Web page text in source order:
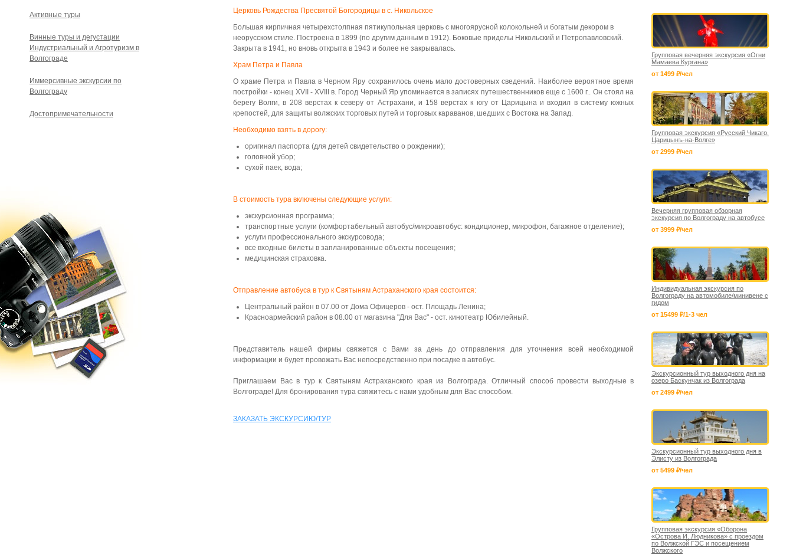
Церковь Рождества Пресвятой Богородицы в с. Никольское
Большая кирпичная четырехстолпная пятикупольная церковь с многоярусной колокольней и богатым декором в
неорусском стиле. Построена в 1899 (по другим данным в 1912). Боковые приделы Никольский и Петропавловский.
Закрыта в 1941, но вновь открыта в 1943 и более не закрывалась.
Храм Петра и Павла
О храме Петра и Павла в Черном Яру сохранилось очень мало достоверных сведений. Наиболее вероятное время
постройки - конец XVII - XVIII в. Город Черный Яр упоминается в записях путешественников еще с 1600 г.. Он стоял на
берегу Волги, в 208 верстах к северу от Астрахани, и 158 верстах к югу от Царицына и входил в систему южных
крепостей, для защиты волжских торговых путей и торговых караванов, шедших с Востока на Запад.
Необходимо взять в дорогу:
оригинал паспорта (для детей свидетельство о рождении);
головной убор;
сухой паек, вода;
В стоимость тура включены следующие услуги:
экскурсионная программа;
транспортные услуги (комфортабельный автобус/микроавтобус: кондиционер, микрофон, багажное отделение);
услуги профессионального экскурсовода;
все входные билеты в запланированные объекты посещения;
медицинская страховка.
Отправление автобуса в тур к Святыням Астраханского края состоится:
Центральный район в 07.00 от Дома Офицеров - ост. Площадь Ленина;
Красноармейский район в 08.00 от магазина "Для Вас" - ост. кинотеатр Юбилейный.
Представитель нашей фирмы свяжется с Вами за день до отправления для уточнения всей необходимой
информации и будет провожать Вас непосредственно при посадке в автобус.
Приглашаем Вас в тур к Святыням Астраханского края из Волгограда. Отличный способ провести выходные в
Волгограде! Для бронирования тура свяжитесь с нами удобным для Вас способом.
ЗАКАЗАТЬ ЭКСКУРСИЮ/ТУР
Активные туры
Винные туры и дегустации
Индустриальный и Агротуризм в
Волгограде
Иммерсивные экскурсии по
Волгограду
Достопримечательности
Групповая вечерняя экскурсия «Огни
Мамаева Кургана»
от 1499 ₽/чел
Групповая экскурсия «Русский Чикаго.
Царицынъ-на-Волге»
от 2999 ₽/чел
Вечерняя групповая обзорная
экскурсия по Волгограду на автобусе
от 3999 ₽/чел
Индивидуальная экскурсия по
Волгограду на автомобиле/минивене с
гидом
от 15499 ₽/1-3 чел
Экскурсионный тур выходного дня на
озеро Баскунчак из Волгограда
от 2499 ₽/чел
Экскурсионный тур выходного дня в
Элисту из Волгограда
от 5499 ₽/чел
Групповая экскурсия «Оборона
«Острова И. Людникова» с проездом
по Волжской ГЭС и посещением
Волжского